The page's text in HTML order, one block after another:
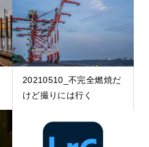
20210510_不完全燃焼だ
けど撮りには行く